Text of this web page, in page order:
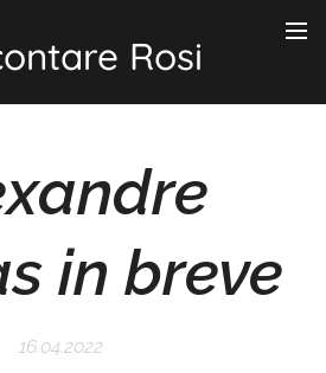
Rosi
in breve
16.04.2022